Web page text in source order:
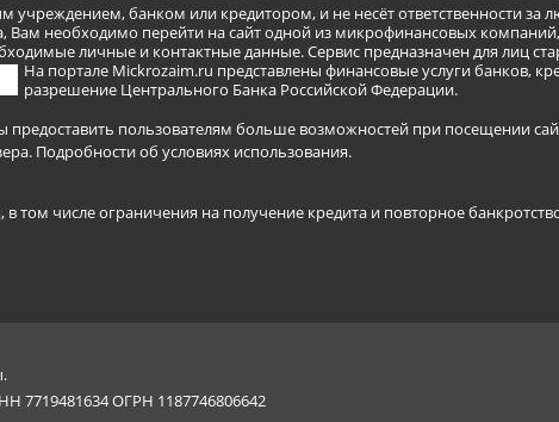
учреждением, банком или кредитором, и не несёт ответственности
необходимо перейти на сайт одной из микрофинансовых
личные и контактные данные. Сервис предназначен для лиц
На портале Mickrozaim.ru представлены финансовые услуги банков,
разрешение Центрального Банка Российской Федерации.
пользователям больше возможностей при посещении
Подробности об условиях использования.
в том числе ограничения на получение кредита и повторное
ОГРН 1187746806642